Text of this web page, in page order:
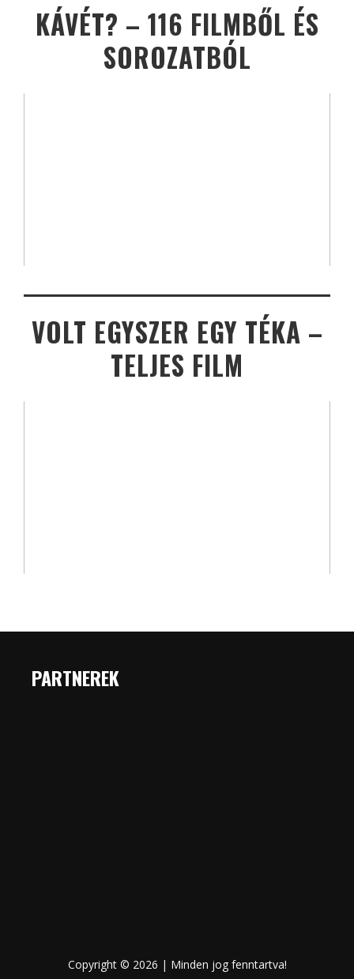
KÁVÉT? – 116 FILMBŐL ÉS
SOROZATBÓL
VOLT EGYSZER EGY TÉKA –
TELJES FILM
PARTNEREK
Copyright © 2026 | Minden jog fenntartva!